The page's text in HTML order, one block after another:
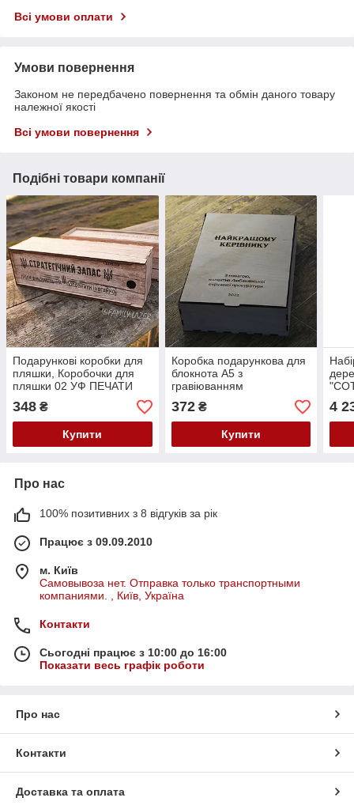
Всі умови оплати
Умови повернення
Законом не передбачено повернення та обмін даного товару
належної якості
Всі умови повернення
Подібні товари компанії
Подарункові коробки для
пляшки, Коробочки для
пляшки 02 УФ ПЕЧАТИ
348 ₴
Купити
Коробка подарункова для
блокнота А5 з
гравіюванням
372₴
Купити
4
Про нас
100% позитивних з 8 відгуків за рік
Працює з 09.09.2010
м. Київ
Самовывоза нет. Отправка только транспортными
компаниями. , Київ, Україна
Контакти
Сьогодні працює з 10:00 до 16:00
Показати весь графік роботи
Про нас
Контакти
Доставка та оплата